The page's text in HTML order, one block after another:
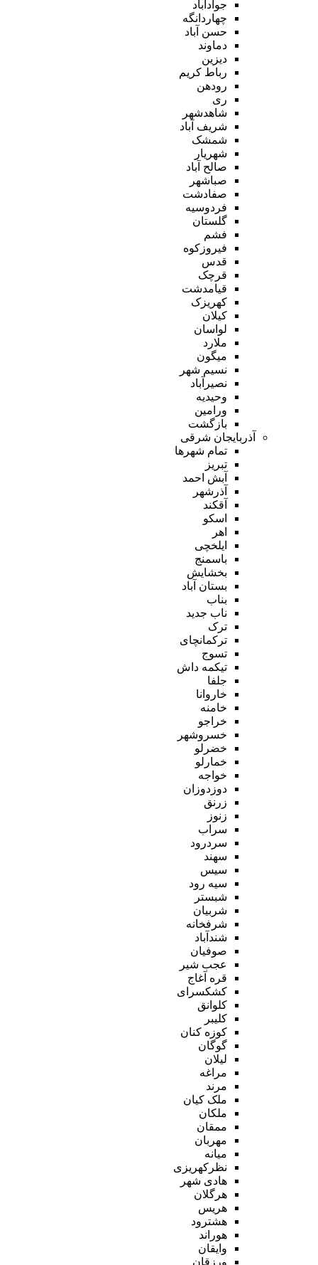
جوادآباد
چهاردانگه
حسن آباد
دماوند
دیزین
رباط کریم
رودهن
ری
شاهدشهر
شریف آباد
شمشک
شهریار
صالح آباد
صباشهر
صفادشت
فردوسیه
گلستان
فشم
فیروزکوه
قدس
قرچک
قیامدشت
کهریزک
کیلان
لواسان
ملارد
میگون
نسیم شهر
نصیرآباد
وحیدیه
ورامین
بازگشت
آذربایجان شرقی
تمام شهر‌ها
تبریز
آبش احمد
آذرشهر
آقکند
اسکو
اهر
ایلخچی
باسمنج
بخشایش
بستان آباد
بناب
ناب جدید
ترک
ترکمانچای
تسوج
تیکمه داش
جلفا
خاروانا
خامنه
خراجو
خسروشهر
خضرلو
خمارلو
خواجه
دوزدوزان
زرنق
زنوز
سراب
سردرود
سهند
سیس
سیه رود
شبستر
شربیان
شرفخانه
شندآباد
صوفیان
عجب شیر
قره آغاج
کشکسرای
کلوانق
کلیبر
کوزه کنان
گوگان
لیلان
مراغه
مرند
ملک کیان
ملکان
ممقان
مهربان
میانه
نظرکهریزی
هادی شهر
هرگلان
هریس
هشترود
هوراند
وایقان
ورزقان